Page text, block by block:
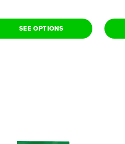
SEE OPTIONS